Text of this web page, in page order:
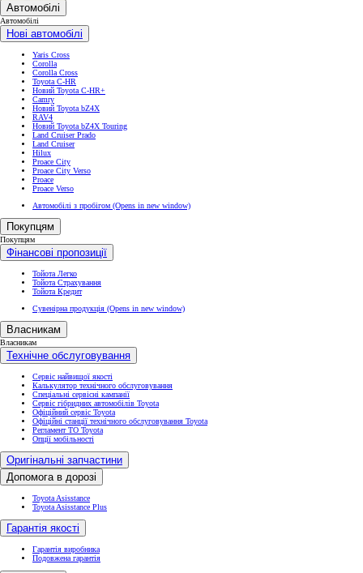
Автомобілі
Автомобілі
Нові автомобілі
Yaris Cross
Corolla
Corolla Cross
Toyota C-HR
Новий Toyota C-HR+
Camry
Новий Toyota bZ4X
RAV4
Новий Toyota bZ4X Touring
Land Cruiser Prado
Land Cruiser
Hilux
Proace City
Proace City Verso
Proace
Proace Verso
Автомобілі з пробігом (Opens in new window)
Покупцям
Покупцям
Фінансові пропозиції
Тойота Легко
Тойота Страхування
Тойота Кредит
Сувенірна продукція (Opens in new window)
Власникам
Власникам
Технічне обслуговування
Сервіс найвищої якості
Калькулятор технічного обслуговування
Спеціальні сервісні кампанії
Сервіс гібридних автомобілів Toyota
Офіційний сервіс Toyota
Офіційні станції технічного обслуговування Toyota
Регламент ТО Toyota
Опції мобільності
Оригінальні запчастини
Допомога в дорозі
Toyota Asisstance
Toyota Asisstance Plus
Гарантія якості
Гарантія виробника
Подовжена гарантія